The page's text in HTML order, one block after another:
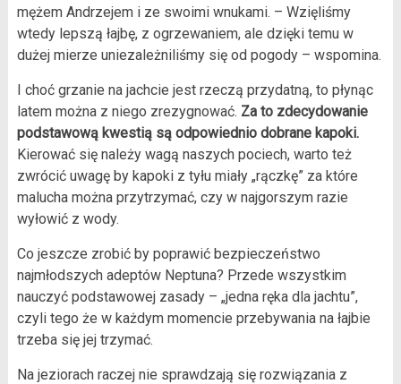
mężem Andrzejem i ze swoimi wnukami. – Wzięliśmy
wtedy lepszą łajbę, z ogrzewaniem, ale dzięki temu w
dużej mierze uniezależniliśmy się od pogody – wspomina.
I choć grzanie na jachcie jest rzeczą przydatną, to płynąc
latem można z niego zrezygnować. Za to zdecydowanie
podstawową kwestią są odpowiednio dobrane kapoki.
Kierować się należy wagą naszych pociech, warto też
zwrócić uwagę by kapoki z tyłu miały „rączkę” za które
malucha można przytrzymać, czy w najgorszym razie
wyłowić z wody.
Co jeszcze zrobić by poprawić bezpieczeństwo
najmłodszych adeptów Neptuna? Przede wszystkim
nauczyć podstawowej zasady – „jedna ręka dla jachtu”,
czyli tego że w każdym momencie przebywania na łajbie
trzeba się jej trzymać.
Na jeziorach raczej nie sprawdzają się rozwiązania z